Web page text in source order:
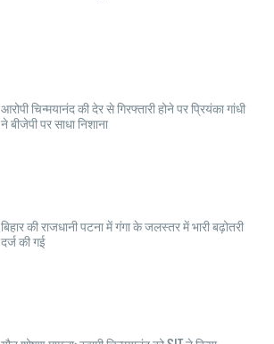
आरोपी चिन्मयानंद की देर से गिरफ्तारी होने पर प्रियंका गांधी
ने बीजेपी पर साधा निशाना
बिहार की राजधानी पटना में गंगा के जलस्तर में भारी बढ़ोतरी
दर्ज की गई